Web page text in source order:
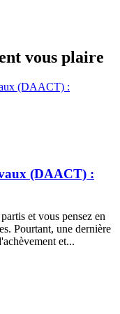
vous plaire
(DAACT) :
et vous pensez en
Pourtant, une dernière
et...